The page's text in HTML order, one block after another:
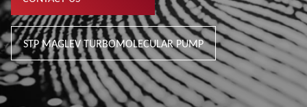
STP MAGLEV TURBOMOLECULAR PUMP